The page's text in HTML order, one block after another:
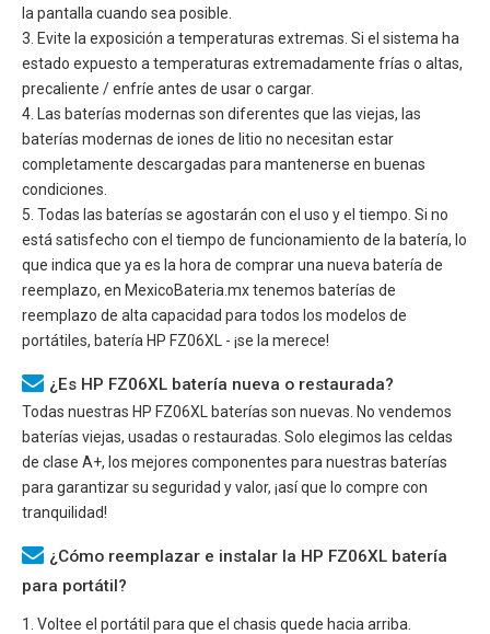
la pantalla cuando sea posible.
3. Evite la exposición a temperaturas extremas. Si el sistema ha
estado expuesto a temperaturas extremadamente frías o altas,
precaliente / enfríe antes de usar o cargar.
4. Las baterías modernas son diferentes que las viejas, las
baterías modernas de iones de litio no necesitan estar
completamente descargadas para mantenerse en buenas
condiciones.
5. Todas las baterías se agostarán con el uso y el tiempo. Si no
está satisfecho con el tiempo de funcionamiento de la batería, lo
que indica que ya es la hora de comprar una nueva batería de
reemplazo, en MexicoBateria.mx tenemos baterías de
reemplazo de alta capacidad para todos los modelos de
portátiles, batería HP FZ06XL - ¡se la merece!
¿Es HP FZ06XL batería nueva o restaurada?
Todas nuestras HP FZ06XL baterías son nuevas. No vendemos
baterías viejas, usadas o restauradas. Solo elegimos las celdas
de clase A+, los mejores componentes para nuestras baterías
para garantizar su seguridad y valor, ¡así que lo compre con
tranquilidad!
¿Cómo reemplazar e instalar la HP FZ06XL batería
para portátil?
1. Voltee el portátil para que el chasis quede hacia arriba.